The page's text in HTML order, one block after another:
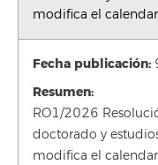
modifica el
Fecha publicación:
Resumen:
RO1/2026
doctorado y
modifica el